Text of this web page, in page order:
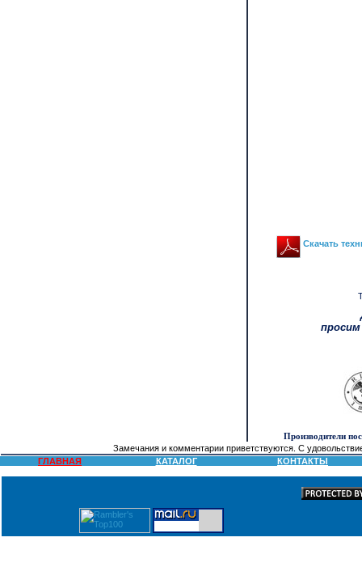
Скачать
Производители
Замечания и комментарии приветствуются. С
ГЛАВНАЯ
КАТАЛОГ КОНТАКТЫ